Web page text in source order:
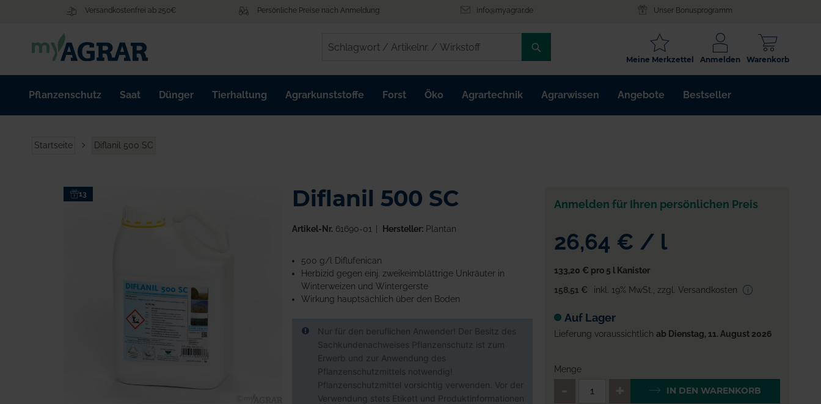
Versandkostenfrei ab 250€ Persönliche Preise nach Anmeldung info@myagrar.de Unser Bonusprogramm
/
ARTIKELNR.
/
Warenkorb
Anmelden
Meine Merkzettel
Pflanzenschutz Saat Dünger Tierhaltung Agrarkunststoffe Forst Öko Agrartechnik Agrarwissen Angebote Bestseller
Startseite Diflanil 500 SC
13 Diflanil 500 SC
Artikel-Nr. 61690-01 Hersteller:Plantan
500 g/l Diflufenican
Herbizid gegen einj. zweikeimblättrige Unkräuter in
Winterweizen und Wintergerste
Wirkung hauptsächlich über den Boden
Nur für den beruflichen Anwender! Der Besitz des
Sachkundenachweises Pflanzenschutz ist zum
Erwerb und zur Anwendung des
Pflanzenschutzmittels notwendig!
Pflanzenschutzmittel vorsichtig verwenden. Vor der
Verwendung stets Etikett und Produktinformationen
Anmelden für Ihren persönlichen Preis
26,64 € / l
133,20 € pro 5 l Kanister
158,51 €
inkl. 19% MwSt. zzgl. Versandkosten
Auf Lager
Lieferung voraussichtlich ab Dienstag, 11. August 2026
Menge
QTY_CONTROL_DECREASE
IN DEN WARENKORB